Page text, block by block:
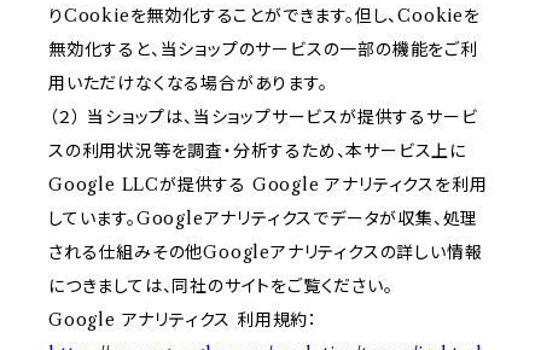
りCookieを無効化することができます。但し、Cookieを
無効化すると、当ショップのサービスの一部の機能をご利
用いただけなくなる場合があります。
（２） 当ショップは、当ショップサービスが提供するサービ
スの利用状況等を調査・分析するため、本サービス上に
Google LLCが提供する Google アナリティクスを利用
しています。Googleアナリティクスでデータが収集、処理
される仕組みその他Googleアナリティクスの詳しい情報
につきましては、同社のサイトをご覧ください。
Google アナリティクス 利用規約：